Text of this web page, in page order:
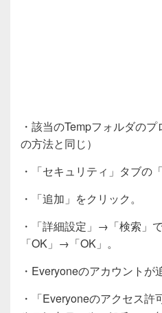
・該当のTempフォルダの
の方法と同じ）
・「セキュリティ」タブの
・「追加」をクリック。
・「詳細設定」→「検索」
「OK」→「OK」。
・Everyoneのアカウントが
・「Everyoneのアクセス